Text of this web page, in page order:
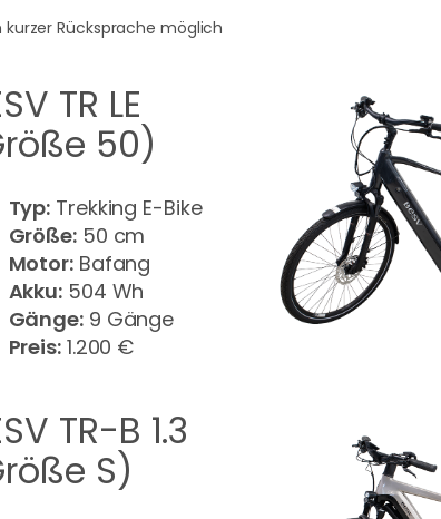
Rücksprache möglich
TR LE
50)
Typ: Trekking E-Bike
Größe:50 cm
Motor:Bafang
Akku: 504 Wh
Gänge:9 Gänge
Preis:1.200 €
TR-B 1.3
S)